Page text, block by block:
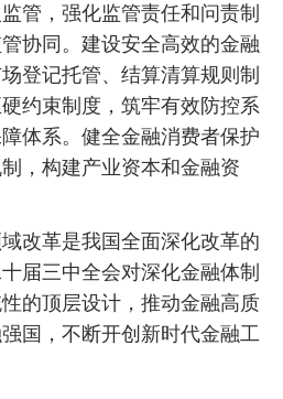
管，强化监管责任和问责制
协同。建设安全高效的金融
登记托管、结算清算规则制
约束制度，筑牢有效防控系
体系。健全金融消费者保护
，构建产业资本和金融资
改革是我国全面深化改革的
届三中全会对深化金融体制
的顶层设计，推动金融高质
国，不断开创新时代金融工